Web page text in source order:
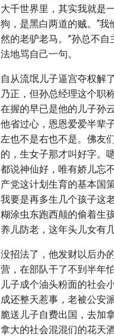
大千世界里，其实我就是
狗，是黑白两道的贼。“
然的老驴老马。”孙总不
法地骂自己一句。
自从流氓儿子逼宫夺权解
乃正，但孙总经理这个职
在握的早已是他的儿子孙
他省过心，恩恩爱爱半辈
左也不是右也不是。佛友
的，生女子那才叫好字。
都说神仙好，唯有娇儿忘
产党这计划生育的基本国
我要是再多生几个孩子这
糊涂虫东跑西颠的偷着生
养儿防老，这年头儿女有
没招法了，他发财以后办
营，在部队干了不到半年
儿子成个油头粉面的社会
成还整天惹事，老被公安
脆送儿子自费出国，去加
拿大的社会混混们的花天